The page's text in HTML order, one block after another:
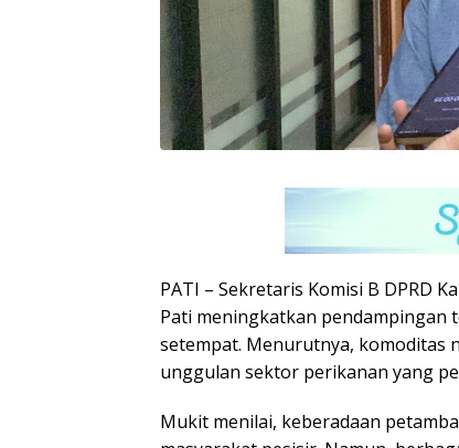
PATI – Sekretaris Komisi B DPRD
Pati meningkatkan pendampingan
setempat. Menurutnya, komoditas
unggulan sektor perikanan yang
Mukit menilai, keberadaan